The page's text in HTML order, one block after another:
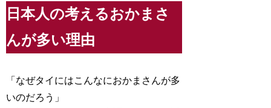
日本人の考えるおかまさ
んが多い理由
「なぜタイにはこんなにおかまさんが多
いのだろう」